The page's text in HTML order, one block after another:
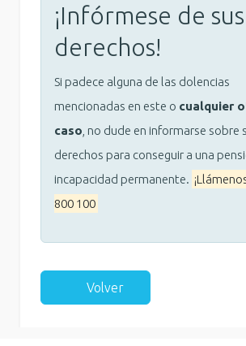
¡Infórmese de sus
derechos!
Si padece alguna de las dolencias
mencionadas en este o cualquier
caso , no dude en informarse sobre
derechos para conseguir a una
incapacidad permanente.
800 100
Volver